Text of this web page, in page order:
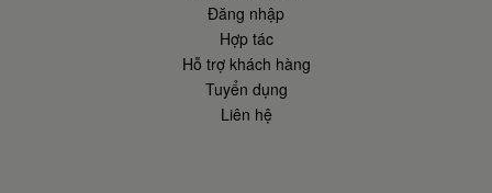
Đăng nhập
Hợp tác
Hỗ trợ khách hàng
Tuyển dụng
Liên hệ